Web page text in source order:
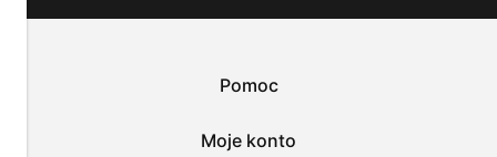
Pomoc
Moje konto